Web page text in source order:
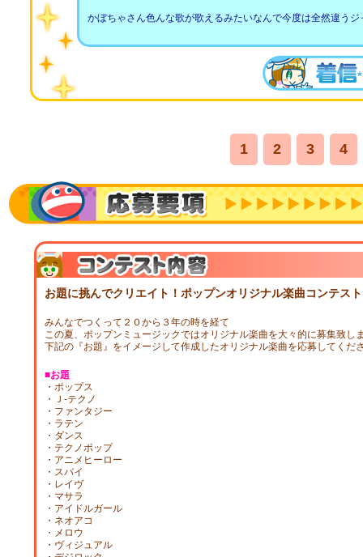
かぼちゃさん色んな歌が歌えるみたいなんで今度は全然違う
1 2 3 4
お題に挑んでクリエイト！ポップンオリジナル楽曲コンテス
みんなでつくって２０から３年の時を経て
この夏、ポップンミュージックではオリジナル楽曲を大々的に募集致し
下記の『お題』をイメージして作成したオリジナル楽曲を応募してくだ
■お題
・ポップス
・Ｊ‐テクノ
・ファンタジー
・ラテン
・ダンス
・テクノポップ
・アニメヒーロー
・スパイ
・レイヴ
・マサラ
・アイドルガール
・ネオアコ
・メロウ
・ヴィジュアル